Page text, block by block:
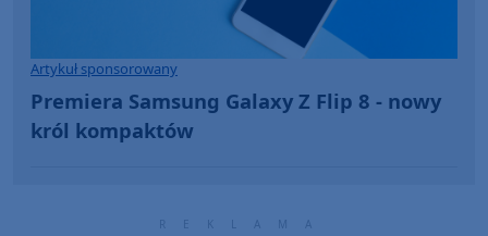
Artykuł sponsorowany
Premiera Samsung Galaxy Z Flip 8 - nowy
król kompaktów